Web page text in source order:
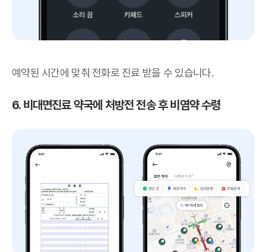
예약된 시간에 맞춰 전화로 진료 받을 수 있습니다.
6. 비대면진료 약국에 처방전 전송 후 비염약 수령